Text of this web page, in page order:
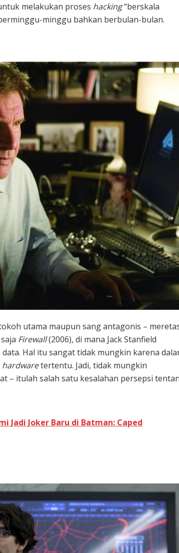
melakukan proses hacking“berskala
minggu bahkan berbulan-bulan.
utama maupun sang antagonis –
Firewall(2006), di mana Jack Stanfield
Hal itu sangat tidak mungkin karena
hardwaretertentu. Jadi, tidak mungkin
– itulah salah satu kesalahan persepsi
Jadi Joker Baru di Batman: Caped